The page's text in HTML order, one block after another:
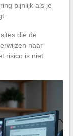
pijnlijk als je
die de
naar
risico is niet